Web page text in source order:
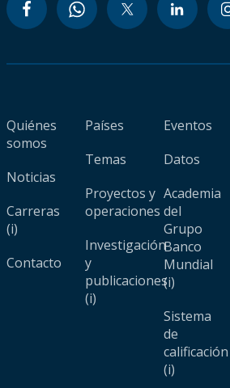
Quiénes
somos
Noticias
Carreras
(i)
Contacto
Países
Temas
Proyectos y
operaciones
Investigación
y
publicaciones
(i)
Eventos
Datos
Academia
del
Grupo
Banco
Mundial
(i)
Sistema
de
calificación
(i)